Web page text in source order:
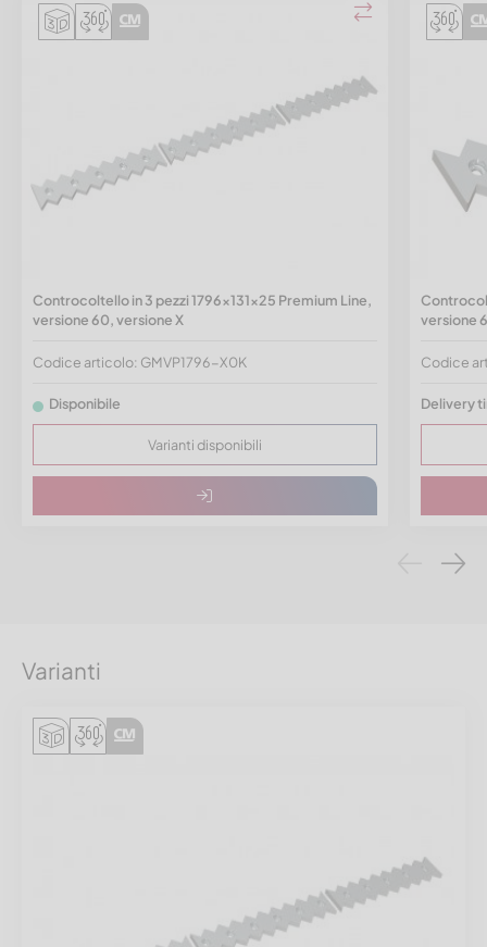
Controcoltello in 3 pezzi 1796x131x25 Premium Line,
versione 60, versione X
Codice articolo: GMVP1796-X0K
Disponibile
Varianti disponibili
versione
Codice
Delivery
Varianti